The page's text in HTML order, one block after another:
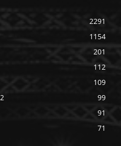
2291
1154
201
112
109
99
91
71